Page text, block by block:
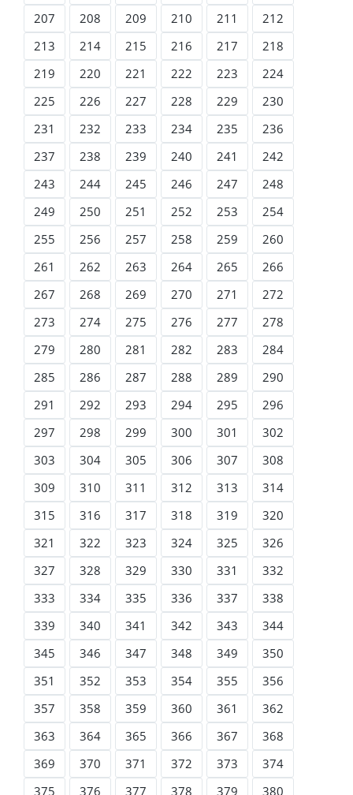
207
208 209 210 211
212
213
214 215 216 217
218
219
220 221 222 223
224
225
226 227 228 229
230
231
232 233 234 235
236
237
238 239 240 241
242
243
244 245 246 247
248
249
250 251 252 253
254
255
256 257 258 259
260
261
262 263 264 265
266
267
268 269 270 271
272
273
274 275 276 277
278
279
280 281 282 283
284
285
286 287 288 289
290
291
292 293 294 295
296
297
298 299 300 301
302
303
304 305 306 307
308
309
310 311 312 313
314
315
316 317 318 319
320
321
322 323 324 325
326
327
328 329 330 331
332
333
334 335 336 337
338
339
340 341 342 343
344
345
346 347 348 349
350
351
352 353 354 355
356
357
358 359 360 361
362
363
364 365 366 367
368
369
370 371 372 373
374
375
376 377 378 379 380